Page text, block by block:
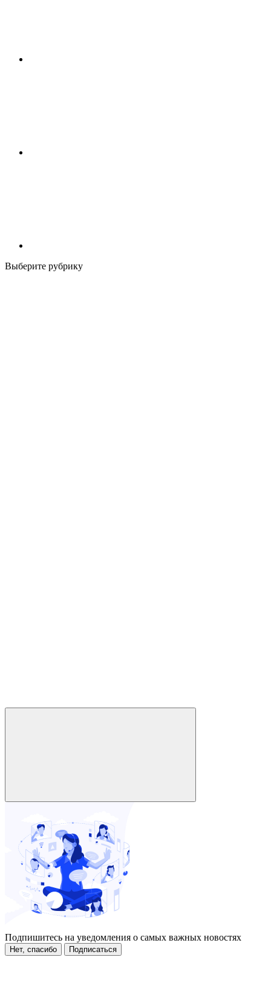
Выберите рубрику
Подпишитесь на уведомления о самых важных новостях
Нет, спасибо Подписаться